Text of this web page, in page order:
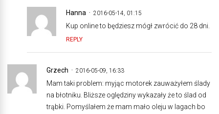
Hanna 2016-05-14, 01:15
Kup online to będziesz mógł zwrócić do 28 dni.
REPLY
Grzech 2016-05-09, 16:33
Mam taki problem: myjąc motorek zauważyłem ślady
na błotniku. Bliższe oględziny wykazały że to ślad od
trąbki. Pomyślałem że mam mało oleju w lagach bo